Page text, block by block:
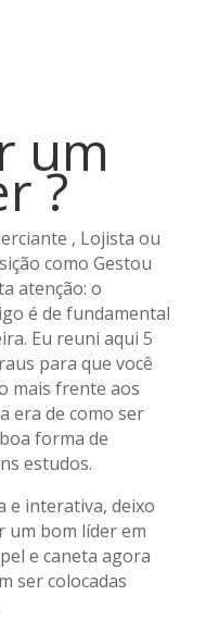
um
?
, Lojista ou
como Gestou
atenção: o
é de fundamental
Eu reuni aqui 5
para que você
mais frente aos
era de como ser
forma de
estudos.
e interativa, deixo
um bom líder em
e caneta agora
ser colocadas